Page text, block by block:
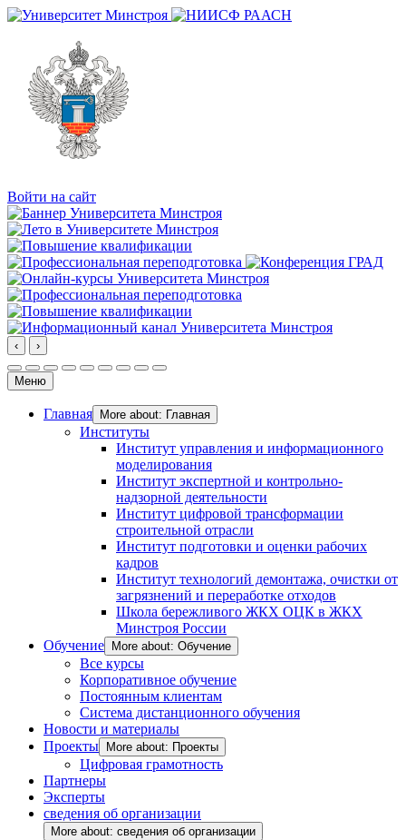
Войти на сайт
‹ ›
Меню
Главная More about: Главная
Институты
Институт управления и информационного
моделирования
Институт экспертной и контрольно-
надзорной деятельности
Институт цифровой трансформации
строительной отрасли
Институт подготовки и оценки рабочих
кадров
Институт технологий демонтажа, очистки от
загрязнений и переработке отходов
Школа бережливого ЖКХ ОЦК в ЖКХ
Минстроя России
Обучение
More about: Обучение
Все курсы
Корпоративное обучение
Постоянным клиентам
Система дистанционного обучения
Новости и материалы
Проекты
More about: Проекты
Цифровая грамотность
Партнеры
Эксперты
сведения об организации
More about: сведения об организации